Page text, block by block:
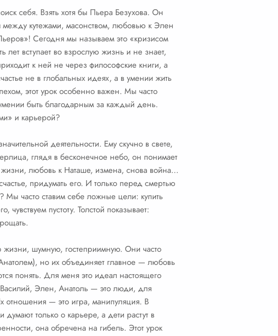
себя. Взять хотя бы Пьера Безухова. Он
между кутежами, масонством, любовью к Элен
Сегодня мы называем это «кризисом
лет вступает во взрослую жизнь и не знает,
к ней не через философские книги, а
не в глобальных идеях, а в умении жить
этот урок особенно важен. Мы часто
быть благодарным за каждый день.
и карьерой?
деятельности. Ему скучно в свете,
глядя в бесконечное небо, он понимает
любовь к Наташе, измена, снова война…
придумать его. И только перед смертью
часто ставим себе ложные цели: купить
пустоту. Толстой показывает:
шумную, гостеприимную. Они часто
но их объединяет главное — любовь
понять. Для меня это идеал настоящего
Элен, Анатоль — это люди, для
отношения — это игра, манипуляция. В
только о карьере, а дети растут в
она обречена на гибель. Этот урок